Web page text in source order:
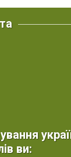
ви: